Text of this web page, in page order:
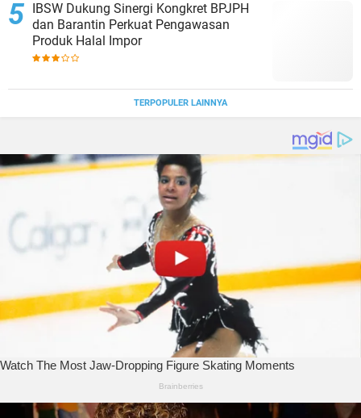
IBSW Dukung Sinergi Kongkret BPJPH
dan Barantin Perkuat Pengawasan
Produk Halal Impor
TERPOPULER LAINNYA